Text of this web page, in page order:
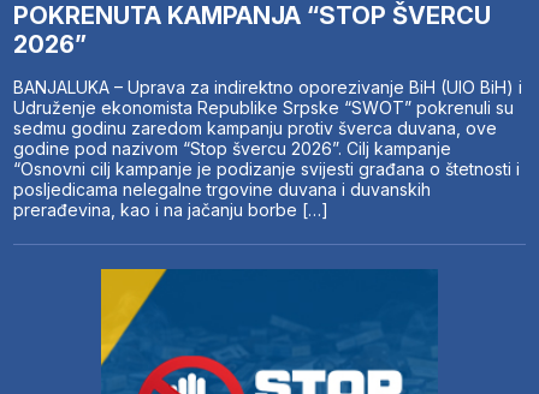
POKRENUTA KAMPANJA “STOP ŠVERCU
2026”
BANJALUKA – Uprava za indirektno oporezivanje BiH (UIO BiH) i
Udruženje ekonomista Republike Srpske “SWOT” pokrenuli su
sedmu godinu zaredom kampanju protiv šverca duvana, ove
godine pod nazivom “Stop švercu 2026”. Cilj kampanje
“Osnovni cilj kampanje je podizanje svijesti građana o štetnosti i
posljedicama nelegalne trgovine duvana i duvanskih
prerađevina, kao i na jačanju borbe […]